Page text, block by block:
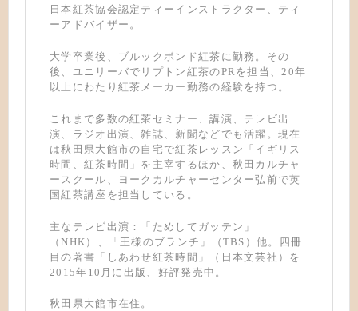
日本紅茶協会認定ティーインストラクター、ティ
ーアドバイザー。
大学卒業後、ブルックボンド紅茶に勤務。その
後、ユニリーバでリプトン紅茶のPRを担当、20年
以上にわたり紅茶メーカー勤務の経験を持つ。
これまで多数の紅茶セミナー、講演、テレビ出
演、ラジオ出演、雑誌、新聞などでも活躍。現在
は秋田県大館市の自宅で紅茶レッスン「イギリス
時間、紅茶時間」を主宰するほか、秋田カルチャ
ースクール、ヨークカルチャーセンター弘前で英
国紅茶講座を担当している。
主なテレビ出演：「ためしてガッテン」
（NHK）、「王様のブランチ」（TBS）他。四冊
目の著書「しあわせ紅茶時間」（日本文芸社）を
2015年10月に出版、好評発売中。
秋田県大館市在住。